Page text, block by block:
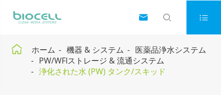
  
 ホーム 機器 & システム
医薬品浄水システム
PW/WFIストレージ & 流通システム
浄化された水 (PW) タンク/スキッド